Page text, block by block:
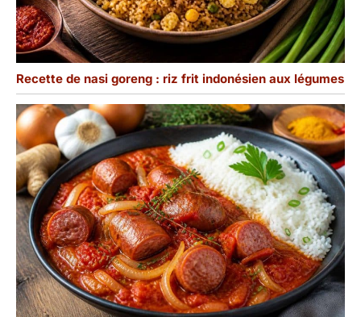
Recette de nasi goreng : riz frit indonésien aux légumes